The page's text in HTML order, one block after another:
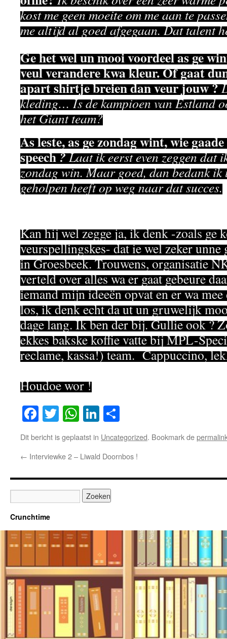
kost me geen moeite om me aan te
me altijd al goed afgegaan. Dat talent
Ge het wel un mooi voordeel as ge
veul verandere kwa kleur. Of gaat
apart shirtje breien dan veur jouw ?
kleding… Is de kampioen van Estland
het Giant team?
As leste, as ge zondag wint, wie
speech?Laat ik eerst even zeggen dat
zondag win. Maar goed, dan bedank
geholpen heeft op weg naar dat succes.
Kan hij wel zegge ja, ik denk -zoals ge
veurspellingskes- dat ie wel zeker unne
in Groesbeek. Trouwens, organisatie
verteld over alles wa er gaat gebeure
iemand mijn ideeën opvat en er wa
los, ik denk echt da ut un gruwelijk
dage lang. Ik ben der bij. Gullie ook ?
ekkes bakske koffie vatte bij MPL-
reclame, kassa!) team. Cappuccino,
Houdoe wor !
Facebook
TwitterWhatsApp
LinkedIn
Dit bericht is geplaatst in Uncategorized. Bookmark de
← Interviewke 2 – Liwald Doornbos !
Crunchtime